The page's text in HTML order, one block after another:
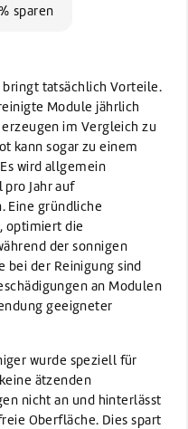
sparen
tatsächlich Vorteile.
Module jährlich
im Vergleich zu
kann sogar zu einem
wird allgemein
Jahr auf
Eine gründliche
optimiert die
der sonnigen
bei der Reinigung sind
an Modulen
geeigneter
wurde speziell für
ätzenden
nicht an und hinterlässt
Oberfläche. Dies spart